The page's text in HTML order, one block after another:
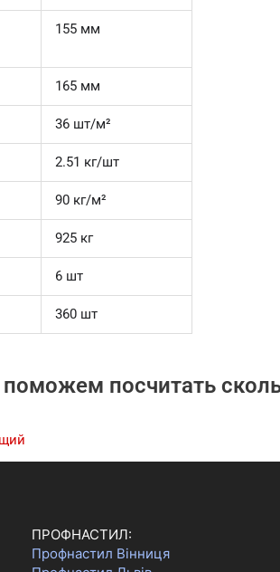
155 мм
165 мм
36 шт/м²
2.51 кг/шт
90 кг/м²
925 кг
6 шт
360 шт
посчитать
ПРОФНАСТИЛ:
Профнастил Вінниця